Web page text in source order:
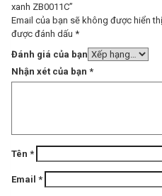
xanh ZB0011C”
Email của bạn sẽ không được hiển
được đánh dấu *
Đánh giá của bạn
Nhận xét của bạn *
Tên *
Email *